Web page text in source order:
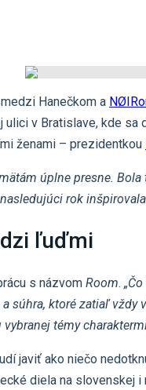
Hanečkom a
ulici v Bratislave, kde
ženami – prezidentkou
úplne presne.
rok
ľuďmi
s názvom Room.
súhra, ktoré zatiaľ
témy
javiť ako niečo
diela na slovenskej i